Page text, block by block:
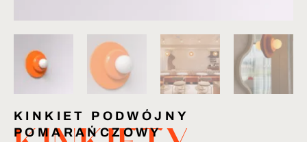
KINKIET PODWÓJNY
POMARAŃCZOWY